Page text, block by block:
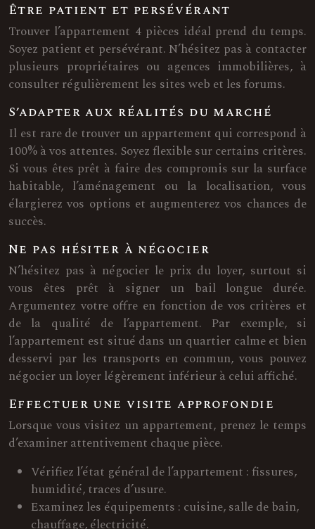
Être patient et persévérant
Trouver l’appartement 4 pièces idéal prend du temps.
Soyez patient et persévérant. N’hésitez pas à contacter
plusieurs propriétaires ou agences immobilières, à
consulter régulièrement les sites web et les forums.
S’adapter aux réalités du marché
Il est rare de trouver un appartement qui correspond à
100% à vos attentes. Soyez flexible sur certains critères.
Si vous êtes prêt à faire des compromis sur la surface
habitable, l’aménagement ou la localisation, vous
élargierez vos options et augmenterez vos chances de
succès.
Ne pas hésiter à négocier
N’hésitez pas à négocier le prix du loyer, surtout si
vous êtes prêt à signer un bail longue durée.
Argumentez votre offre en fonction de vos critères et
de la qualité de l’appartement. Par exemple, si
l’appartement est situé dans un quartier calme et bien
desservi par les transports en commun, vous pouvez
négocier un loyer légèrement inférieur à celui affiché.
Effectuer une visite approfondie
Lorsque vous visitez un appartement, prenez le temps
d’examiner attentivement chaque pièce.
Vérifiez l’état général de l’appartement : fissures,
humidité, traces d’usure.
Examinez les équipements : cuisine, salle de bain,
chauffage, électricité.